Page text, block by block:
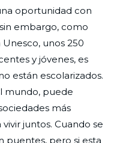
oportunidad con
embargo, como
unos 250
y jóvenes, es
están escolarizados.
mundo, puede
más
juntos. Cuando se
puentes, pero si esta